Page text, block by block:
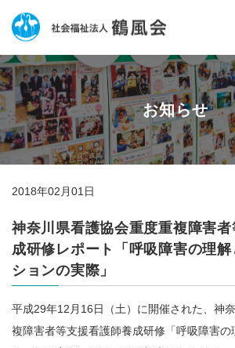
お知らせ
2018年02月01日
神奈川県看護協会重度重複障害
成研修レポート「呼吸障害の理
ションの実際」
平成29年12月16日（土）に開催された、神
複障害者等支援看護師養成研修「呼吸障害の